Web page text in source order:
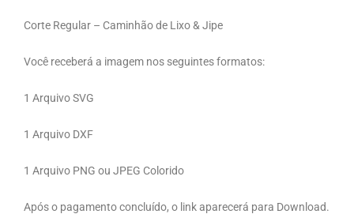
Corte Regular – Caminhão de Lixo & Jipe
Você receberá a imagem nos seguintes formatos:
1 Arquivo SVG
1 Arquivo DXF
1 Arquivo PNG ou JPEG Colorido
Após o pagamento concluído, o link aparecerá para Download.